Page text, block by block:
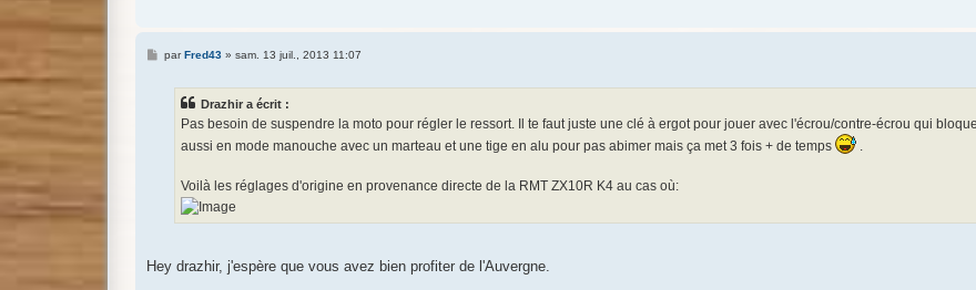
MparFred43» sam. 13 juil., 2013 11:07
Drazhir a écrit :
Pas besoin de suspendre la moto pour régler le ressort. Il te faut juste une clé à ergot pour jouer avec l'écrou/contre-écrou qui
aussi en mode manouche avec un marteau et une tige en alu pour pas abimer mais ça met 3 fois + de temps
.
Voilà les réglages d'origine en provenance directe de la RMT ZX10R K4 au cas où:
Hey drazhir, j'espère que vous avez bien profiter de l'Auvergne.